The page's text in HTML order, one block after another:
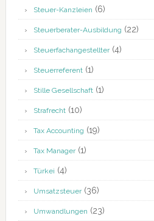
Steuer-Kanzleien (6)
Steuerberater-Ausbildung (22)
Steuerfachangestellter(4)
Steuerreferent(1)
Stille Gesellschaft(1)
Strafrecht(10)
Tax Accounting (19)
Tax Manager(1)
Türkei (4)
Umsatzsteuer(36)
Umwandlungen (23)